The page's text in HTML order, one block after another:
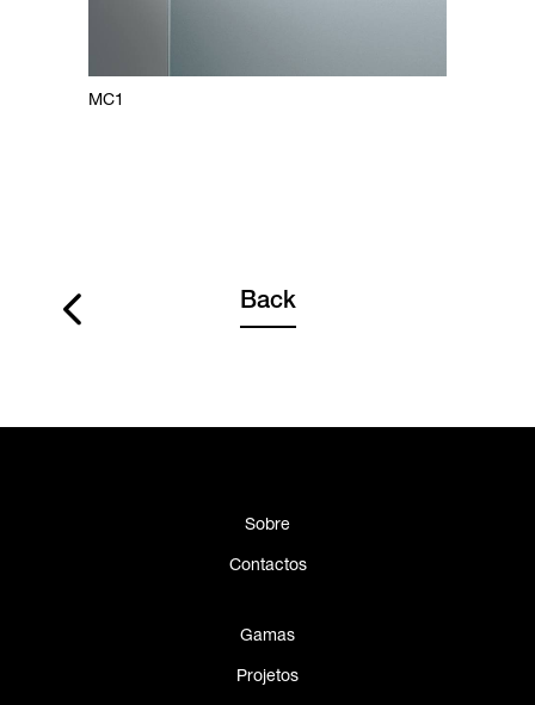
MC1
Back
Sobre
Contactos
Gamas
Projetos